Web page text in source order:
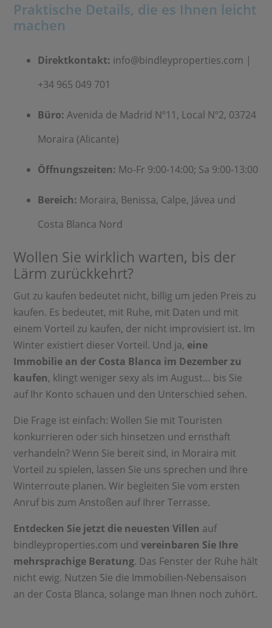
Praktische Details, die es Ihnen leicht
machen
Direktkontakt: info@bindleyproperties.com |
+34 965 049 701
Büro: Avenida de Madrid Nº11, Local Nº2, 03724
Moraira (Alicante)
Öffnungszeiten: Mo-Fr 9:00-14:00; Sa 9:00-13:00
Bereich: Moraira, Benissa, Calpe, Jávea und
Costa Blanca Nord
Wollen Sie wirklich warten, bis der
Lärm zurückkehrt?
Gut zu kaufen bedeutet nicht, billig um jeden Preis zu
kaufen. Es bedeutet, mit Ruhe, mit Daten und mit
einem Vorteil zu kaufen, der nicht improvisiert ist. Im
Winter existiert dieser Vorteil. Und ja, eine
Immobilie an der Costa Blanca im Dezember zu
kaufen, klingt weniger sexy als im August… bis Sie
auf Ihr Konto schauen und den Unterschied sehen.
Die Frage ist einfach: Wollen Sie mit Touristen
konkurrieren oder sich hinsetzen und ernsthaft
verhandeln? Wenn Sie bereit sind, in Moraira mit
Vorteil zu spielen, lassen Sie uns sprechen und Ihre
Winterroute planen. Wir begleiten Sie vom ersten
Anruf bis zum Anstoßen auf Ihrer Terrasse.
Entdecken Sie jetzt die neuesten Villen auf
bindleyproperties.com undvereinbaren Sie Ihre
mehrsprachige Beratung. Das Fenster der Ruhe hält
nicht ewig. Nutzen Sie die Immobilien-Nebensaison
an der Costa Blanca, solange man Ihnen noch zuhört.